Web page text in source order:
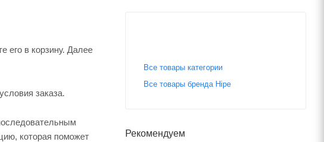
его в корзину. Далее
заказа.
которая поможет
Все товары категории
Все товары бренда Hipe
Рекомендуем